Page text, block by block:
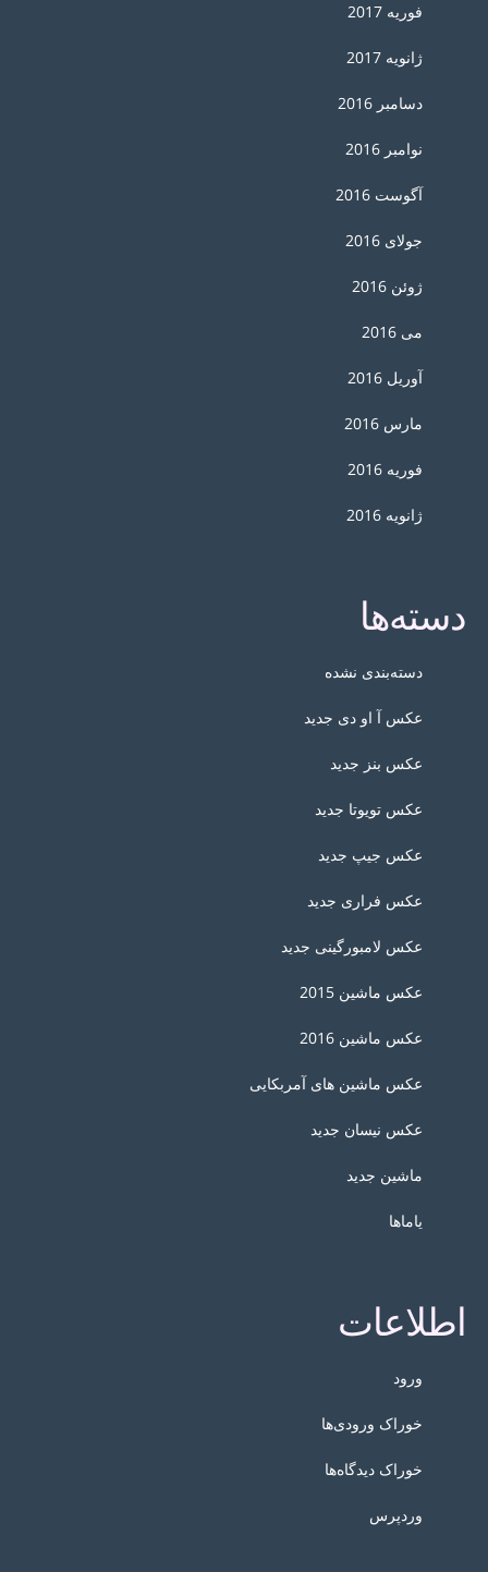
فوریه 2017
ژانویه 2017
دسامبر 2016
نوامبر 2016
آگوست 2016
جولای 2016
ژوئن 2016
می 2016
آوریل 2016
مارس 2016
فوریه 2016
ژانویه 2016
دسته‌ها
دسته‌بندی نشده
عکس آ او دی جدید
عکس بنز جدید
عکس تویوتا جدید
عکس جیپ جدید
عکس فراری جدید
عکس لامبورگینی جدید
عکس ماشین 2015
عکس ماشین 2016
عکس ماشین های آمربکایی
عکس نیسان جدید
ماشین جدید
یاماها
اطلاعات
ورود
خوراک ورودی‌ها
خوراک دیدگاه‌ها
وردپرس